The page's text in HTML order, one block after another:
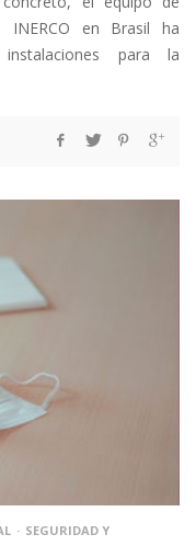
INERCO en Brasil ha
para la
SEGURIDAD Y